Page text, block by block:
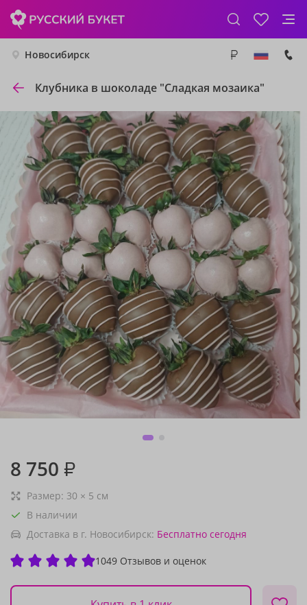
Новосибирск
Клубника в шоколаде "Сладкая мозаика"
8 750 ₽
Размер: 30 × 5 см
В наличии
Доставка в г. Новосибирск: Бесплатно сегодня
1049 Отзывов и оценок